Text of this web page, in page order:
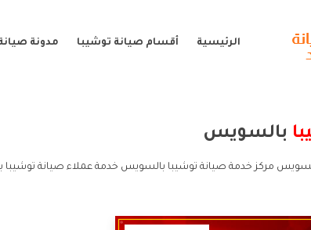
الرئيسية أقسام صيانة توشيبا مدونة
بالسويس
مركز خدمة صيانة توشيبا بالسويس خدمة عملاء صيانة